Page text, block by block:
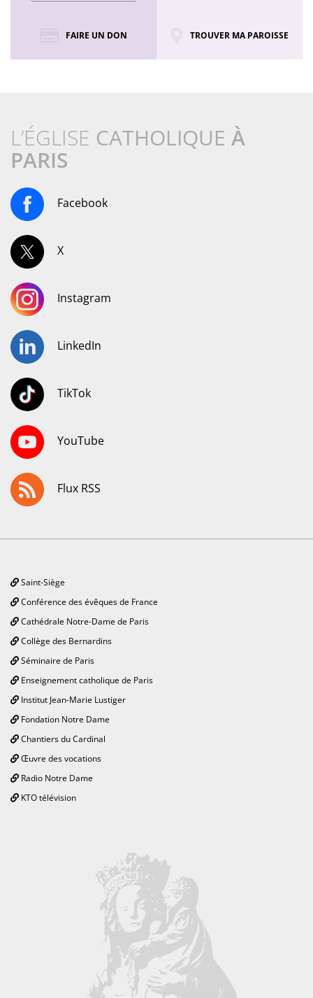
FAIRE UN DON TROUVER MA PAROISSE
L’ÉGLISE CATHOLIQUE À
PARIS
Facebook
X
Instagram
LinkedIn
TikTok
YouTube
Flux RSS
Saint-Siège
Conférence des évêques de France
Cathédrale Notre-Dame de Paris
Collège des Bernardins
Séminaire de Paris
Enseignement catholique de Paris
Institut Jean-Marie Lustiger
Fondation Notre Dame
Chantiers du Cardinal
Œuvre des vocations
Radio Notre Dame
KTO télévision